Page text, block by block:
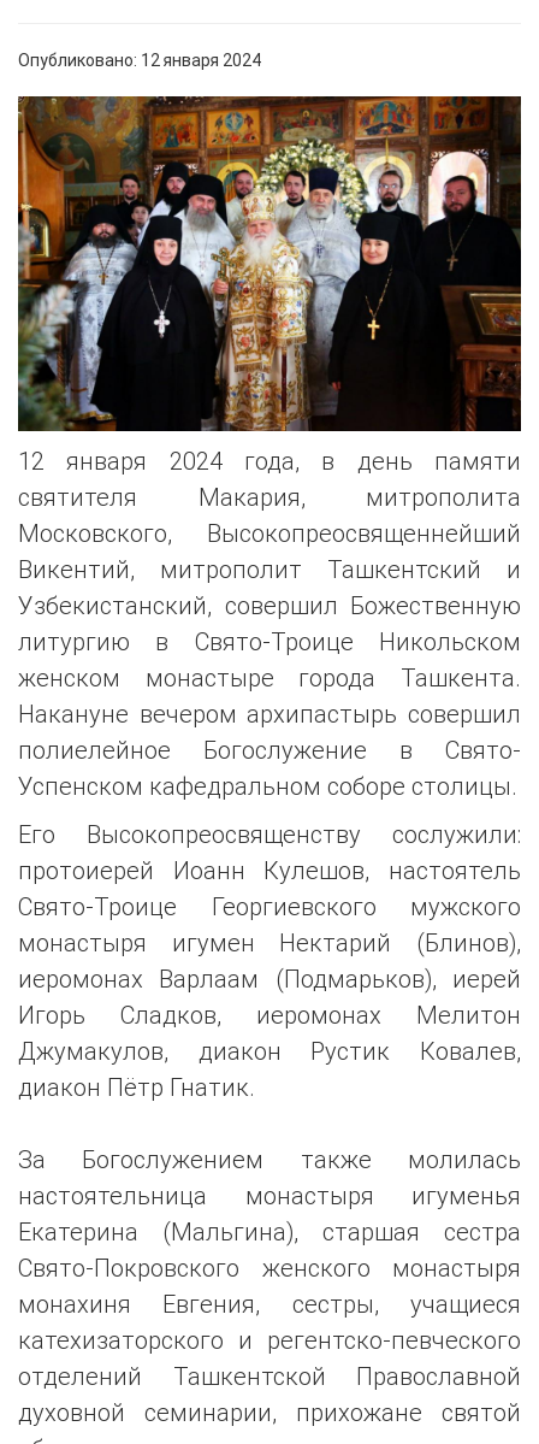
Опубликовано: 12 января 2024
12 января 2024 года, в день памяти
святителя Макария, митрополита
Московского, Высокопреосвященнейший
Викентий, митрополит Ташкентский и
Узбекистанский, совершил Божественную
литургию в Свято-Троице Никольском
женском монастыре города Ташкента.
Накануне вечером архипастырь совершил
полиелейное Богослужение в Свято-
Успенском кафедральном соборе столицы.
Его Высокопреосвященству сослужили:
протоиерей Иоанн Кулешов, настоятель
Свято-Троице Георгиевского мужского
монастыря игумен Нектарий (Блинов),
иеромонах Варлаам (Подмарьков), иерей
Игорь Сладков, иеромонах Мелитон
Джумакулов, диакон Рустик Ковалев,
диакон Пётр Гнатик.
За Богослужением также молилась
настоятельница монастыря игуменья
Екатерина (Мальгина), старшая сестра
Свято-Покровского женского монастыря
монахиня Евгения, сестры, учащиеся
катехизаторского и регентско-певческого
отделений Ташкентской Православной
духовной семинарии, прихожане святой